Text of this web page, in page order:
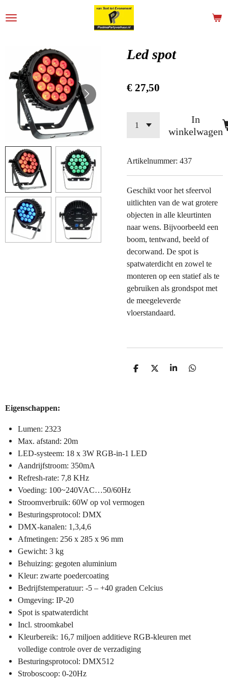
direct
hoofdinhoud
Led spot
€ 27,50
In
winkelwagen
Artikelnummer: 437
Geschikt voor het sfeervol
uitlichten van de wat grotere
objecten in alle kleurtinten
naar wens. Bijvoorbeeld een
boom, tentwand, beeld of
decorwand. De spot is
spatwaterdicht en zowel te
monteren op een statief als te
gebruiken als grondspot met
de meegeleverde
vloerstandaard.
D
D
S
D
Eigenschappen:
Lumen: 2323
Max. afstand: 20m
LED-systeem: 18 x 3W RGB-in-1 LED
Aandrijfstroom: 350mA
Refresh-rate: 7,8 KHz
Voeding: 100~240VAC…50/60Hz
Stroomverbruik: 60W op vol vermogen
Besturingsprotocol: DMX
DMX-kanalen: 1,3,4,6
Afmetingen: 256 x 285 x 96 mm
Gewicht: 3 kg
Behuizing: gegoten aluminium
Kleur: zwarte poedercoating
Bedrijfstemperatuur: -5 – +40 graden Celcius
Omgeving: IP-20
Spot is spatwaterdicht
Incl. stroomkabel
Kleurbereik: 16,7 miljoen additieve RGB-kleuren met
volledige controle over de verzadiging
Besturingsprotocol: DMX512
Stroboscoop: 0-20Hz